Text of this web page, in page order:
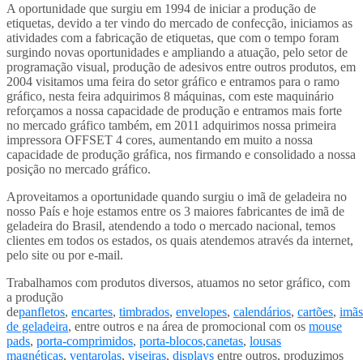
A oportunidade que surgiu em 1994 de iniciar a produção de
etiquetas, devido a ter vindo do mercado de confecção, iniciamos as
atividades com a fabricação de etiquetas, que com o tempo foram
surgindo novas oportunidades e ampliando a atuação, pelo setor de
programação visual, produção de adesivos entre outros produtos, em
2004 visitamos uma feira do setor gráfico e entramos para o ramo
gráfico, nesta feira adquirimos 8 máquinas, com este maquinário
reforçamos a nossa capacidade de produção e entramos mais forte
no mercado gráfico também, em 2011 adquirimos nossa primeira
impressora OFFSET 4 cores, aumentando em muito a nossa
capacidade de produção gráfica, nos firmando e consolidado a nossa
posição no mercado gráfico.
Aproveitamos a oportunidade quando surgiu o imã de geladeira no
nosso País e hoje estamos entre os 3 maiores fabricantes de imã de
geladeira do Brasil, atendendo a todo o mercado nacional, temos
clientes em todos os estados, os quais atendemos através da internet,
pelo site ou por e-mail.
Trabalhamos com produtos diversos, atuamos no setor gráfico, com
a produção
depanfletos, encartes, timbrados, envelopes, calendários, cartões, imãs
de geladeira, entre outros e na área de promocional com os mouse
pads, porta-comprimidos, porta-blocos,canetas, lousas
magnéticas, ventarolas, viseiras, displays entre outros, produzimos